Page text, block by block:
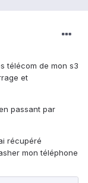
télécom de mon s3
et
passant par
récupéré
mon téléphone